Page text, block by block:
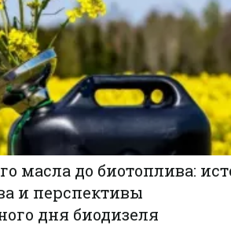
масла до биотоплива:
и перспективы
дня биодизеля